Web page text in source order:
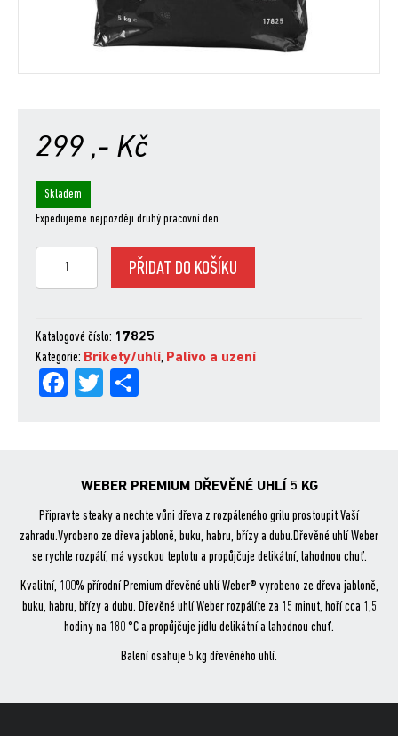
299 ,- Kč
Skladem
Expedujeme nejpozději druhý pracovní den
-
5
kg
množství
PŘIDAT DO KOŠÍKU
Katalogové číslo: 17825
Kategorie: Brikety/uhlí, Palivo a uzení
Fa
Tw
WEBER PREMIUM DŘEVĚNÉ UHLÍ 5 KG
Připravte steaky a nechte vůni dřeva z rozpáleného grilu prostoupit Vaší
zahradu.Vyrobeno ze dřeva jabloně, buku, habru, břízy a dubu.Dřevěné uhlí Weber
se rychle rozpálí, má vysokou teplotu a propůjčuje delikátní, lahodnou chuť.
Kvalitní, 100% přírodní Premium dřevěné uhlí Weber® vyrobeno ze dřeva jabloně,
buku, habru, břízy a dubu. Dřevěné uhlí Weber rozpálíte za 15 minut, hoří cca 1,5
hodiny na 180 °C a propůjčuje jídlu delikátní a lahodnou chuť.
Balení osahuje 5 kg dřevěného uhlí.